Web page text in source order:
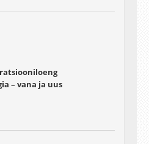
– vana ja uus